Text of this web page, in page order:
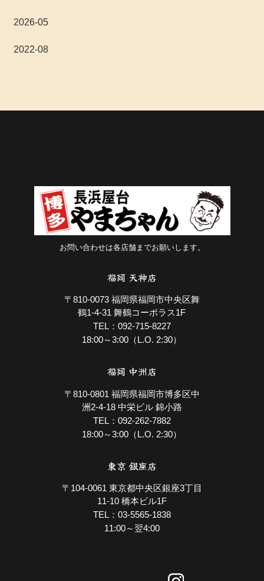
2026-05
2022-08
お問い合わせは各店舗までお願いします。
福岡 天神店
〒810-0073 福岡県福岡市中央区舞
鶴1-4-31 舞鶴コーポラス1F
TEL：092-715-8227
18:00～3:00（L.O. 2:30）
福岡 中洲店
〒810-0801 福岡県福岡市博多区中
洲2-4-18 中栄ビル 錦小路
TEL：092-262-7882
18:00～3:00（L.O. 2:30）
東京 銀座店
〒104-0061 東京都中央区銀座3丁目
11-10 橋本ビル1F
TEL：03-5565-1838
11:00～翌4:00